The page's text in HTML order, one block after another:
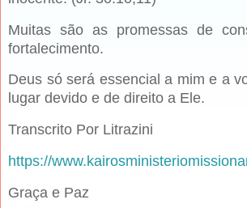
Muitas são as promessas de
fortalecimento.
Deus só será essencial a mim e a
lugar devido e de direito a Ele.
Transcrito Por Litrazini
https://
Graça e Paz